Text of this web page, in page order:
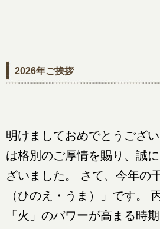
2026年ご挨拶
明けましておめでとうござ
は格別のご厚情を賜り、誠
ざいました。 さて、今年の
（ひのえ・うま）」です。
「火」のパワーが高まる時